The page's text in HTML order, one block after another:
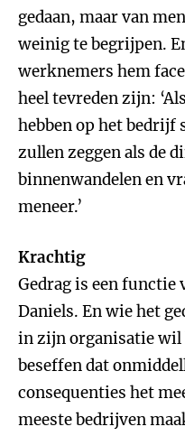
gedaan, maar van
weinig te begrijpen.
werknemers hem
heel tevreden zijn:
hebben op het bedrijf
zullen zeggen als de
binnenwandelen en
meneer.’
Krachtig
Gedrag is een functie
Daniels. En wie het
in zijn organisatie wil
beseffen dat
consequenties het
meeste bedrijven